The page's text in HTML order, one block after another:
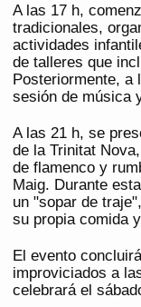
A las 17 h,
tradicionales,
actividades
de talleres que
Posteriormente, a
sesión de música
A las 21 h, se
de la Trinitat
de flamenco y
Maig. Durante
un "sopar de
su propia comida
El evento
improviciados a
celebrará el